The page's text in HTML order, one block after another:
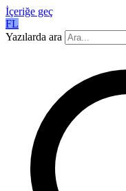
İçeriğe geç
FL
Yazılarda ara